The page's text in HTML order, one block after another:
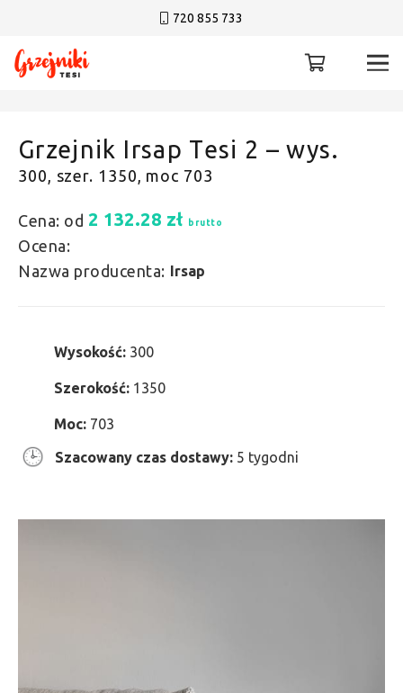
720 855 733
Grzejnik Irsap Tesi 2 – wys.
300, szer. 1350, moc 703
Cena: od 2 132.28 zł brutto
Ocena:
Nazwa producenta: Irsap
Wysokość: 300
Szerokość: 1350
Moc: 703
Szacowany czas dostawy: 5 tygodni